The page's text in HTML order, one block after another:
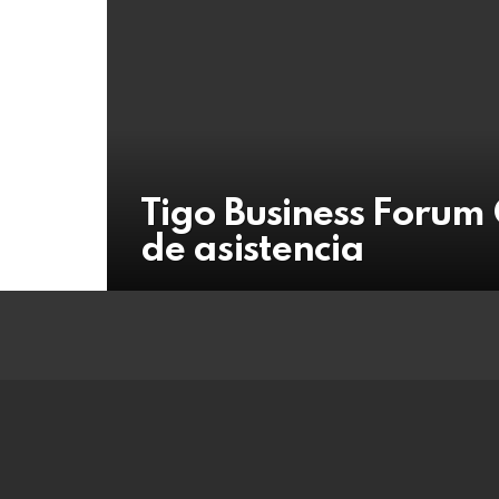
Tigo Business
de asistencia